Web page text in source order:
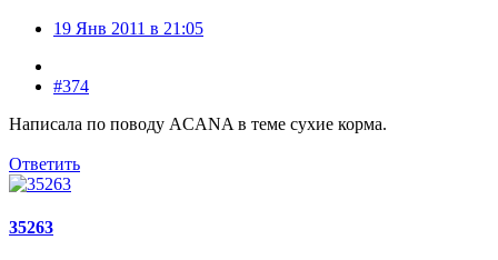
19 Янв 2011 в 21:05
#374
Написала по поводу ACANA в теме сухие корма.
Ответить
35263